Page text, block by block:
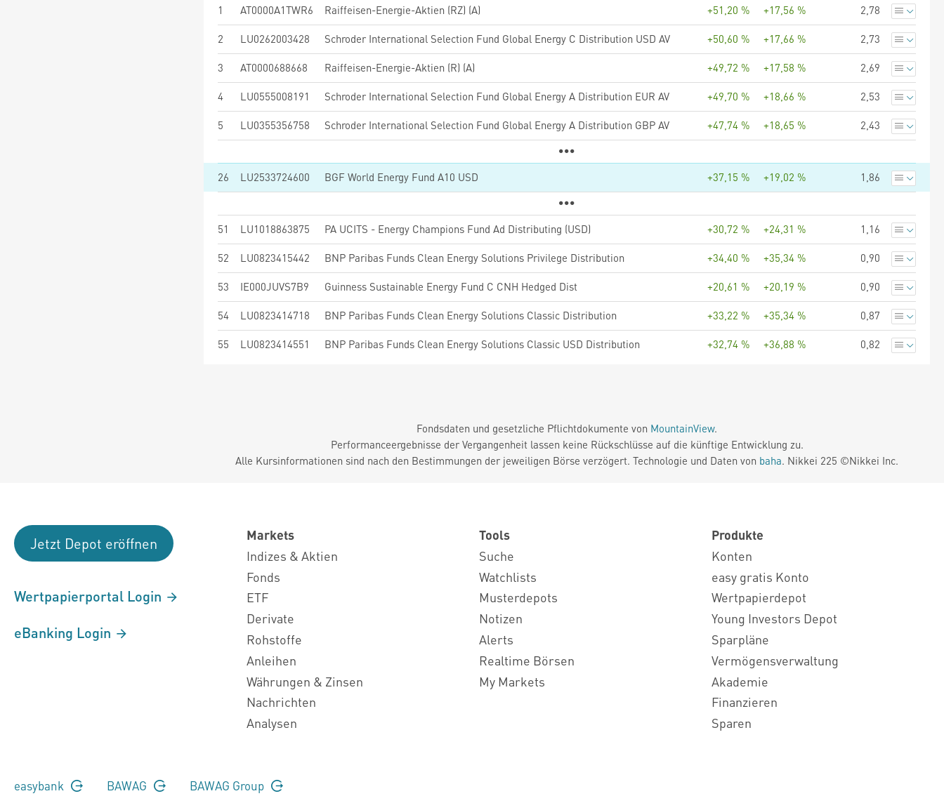
1
AT0000A1TWR6 Raiffeisen-Energie-Aktien (RZ) (A) +51,20 % +17,56 % 2,78
2 LU0262003428 Schroder International Selection Fund Global Energy C Distribution USD AV +50,60 % +17,66 % 2,73
3 AT0000688668 Raiffeisen-Energie-Aktien (R) (A) +49,72 % +17,58 % 2,69
4 LU0555008191 Schroder International Selection Fund Global Energy A Distribution EUR AV +49,70 % +18,66 % 2,53
5 LU0355356758 Schroder International Selection Fund Global Energy A Distribution GBP AV +47,74 % +18,65 % 2,43
26 LU2533724600 BGF World Energy Fund A10 USD +37,15 % +19,02 % 1,86
51 LU1018863875 PA UCITS - Energy Champions Fund Ad Distributing (USD) +30,72 % +24,31 % 1,16
52 LU0823415442 BNP Paribas Funds Clean Energy Solutions Privilege Distribution +34,40 % +35,34 % 0,90
53 IE000JUVS7B9 Guinness Sustainable Energy Fund C CNH Hedged Dist +20,61 % +20,19 % 0,90
54 LU0823414718 BNP Paribas Funds Clean Energy Solutions Classic Distribution +33,22 % +35,34 % 0,87
55 LU0823414551 BNP Paribas Funds Clean Energy Solutions Classic USD Distribution +32,74 % +36,88 % 0,82
Fondsdaten und gesetzliche Pflichtdokumente von MountainView.
Performanceergebnisse der Vergangenheit lassen keine Rückschlüsse auf die künftige Entwicklung zu.
Alle Kursinformationen sind nach den Bestimmungen der jeweiligen Börse verzögert. Technologie und Daten von baha. Nikkei 225 ©Nikkei Inc.
Jetzt Depot eröffnen
Wertpapierportal Login
eBanking Login
Markets
Indizes & Aktien
Fonds
ETF
Derivate
Rohstoffe
Anleihen
Währungen & Zinsen
Nachrichten
Analysen
Tools
Suche
Watchlists
Musterdepots
Notizen
Alerts
Realtime Börsen
My Markets
Produkte
Konten
easy gratis Konto
Wertpapierdepot
Young Investors Depot
Sparpläne
Vermögensverwaltung
Akademie
Finanzieren
Sparen
easybank BAWAG BAWAG Group